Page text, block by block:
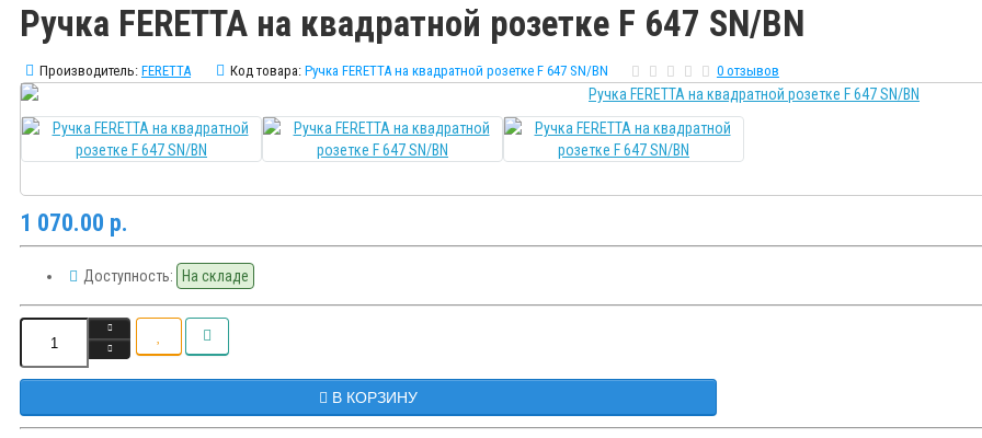
Ручка FERETTA на квадратной розетке F 647 SN/BN
Производитель: FERETTA Код товара: Ручка FERETTA на квадратной розетке F 647 SN/BN 0 отзывов
1 070.00 р.
Доступность: На складе
В КОРЗИНУ